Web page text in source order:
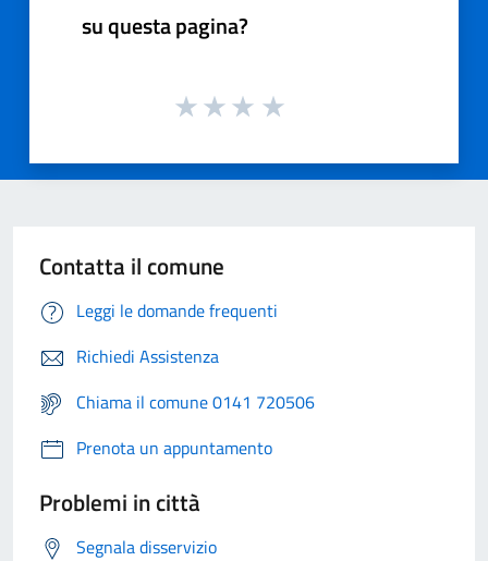
su questa pagina?
Contatta il comune
Leggi le domande frequenti
Richiedi Assistenza
Chiama il comune 0141 720506
Prenota un appuntamento
Problemi in città
Segnala disservizio